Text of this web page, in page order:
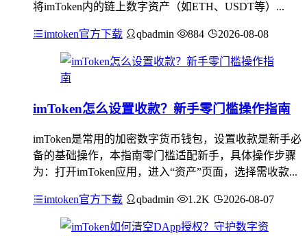
将imToken内的链上数字资产（如ETH、USDT等）...
imtoken官方下载 qbadmin 884 2026-08-08
imToken怎么设置收款？新手零门槛操作指南
imToken是常用的加密数字货币钱包，设置收款是新手必
备的基础操作，本指南零门槛适配新手，具体操作步骤
为：打开imToken应用，进入“资产”页面，选择需收款...
imtoken官方下载 qbadmin 1.2K 2026-08-07